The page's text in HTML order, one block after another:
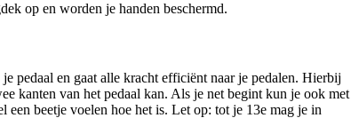
op en worden je handen beschermd.
pedaal en gaat alle kracht efficiënt naar je pedalen. Hierbij
kanten van het pedaal kan. Als je net begint kun je ook met
een beetje voelen hoe het is. Let op: tot je 13e mag je in